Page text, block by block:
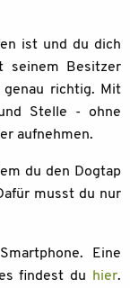
ist und du dich
seinem Besitzer
genau richtig. Mit
Stelle - ohne
aufnehmen.
du den Dogtap
musst du nur
Eine
findest du
hier.